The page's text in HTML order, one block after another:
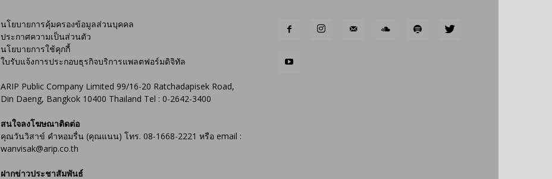
นโยบายการคุ้มครองข้อมูลส่วนบุคคล
ประกาศความเป็นส่วนตัว
นโยบายการใช้คุกกี้
ใบรับแจ้งการประกอบธุรกิจบริการแพลตฟอร์มดิจิทัล
ARIP Public Company Limited 99/16-20 Ratchadapisek Road,
Din Daeng, Bangkok 10400 Thailand Tel : 0-2642-3400
สนใจลงโฆษณาติดต่อ
คุณวันวิสาข์ คำหอมรื่น (คุณแนน) โทร. 08-1668-2221 หรือ email :
wanvisak@arip.co.th
ฝากข่าวประชาสัมพันธ์